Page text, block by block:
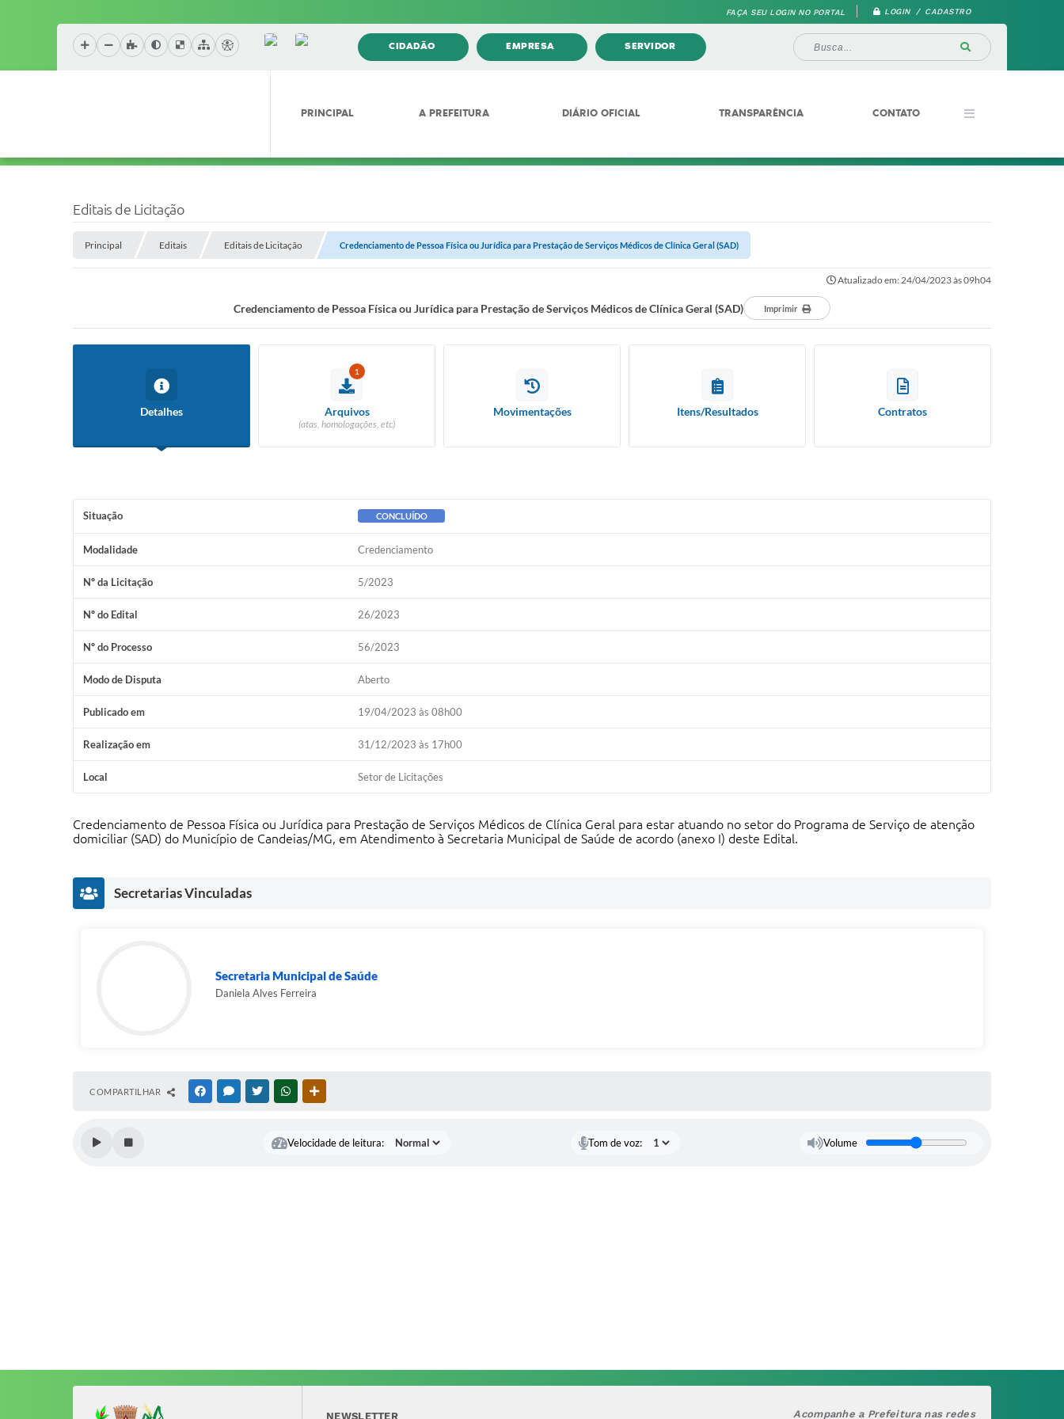
FAÇA SEU LOGIN NO PORTAL LOGIN / CADASTRO
CIDADÃO EMPRESA SERVIDOR
PRINCIPAL A PREFEITURA DIÁRIO OFICIAL TRANSPARÊNCIA CONTATO
Editais de Licitação
Principal Editais Editais de Licitação Credenciamento de Pessoa Física ou Jurídica para Prestação de Serviços Médicos de Clínica Geral (SAD)
Atualizado em: 24/04/2023 às 09h04
Credenciamento de Pessoa Física ou Jurídica para Prestação de Serviços Médicos de Clínica Geral (SAD) Imprimir
Detalhes
1
Arquivos
(atas, homologações, etc)
Movimentações Itens/Resultados Contratos
Situação CONCLUÍDO
Modalidade Credenciamento
Nº da Licitação 5/2023
Nº do Edital 26/2023
Nº do Processo 56/2023
Modo de Disputa Aberto
Publicado em 19/04/2023 às 08h00
Realização em 31/12/2023 às 17h00
Local Setor de Licitações
Credenciamento de Pessoa Física ou Jurídica para Prestação de Serviços Médicos de Clínica Geral para estar atuando no setor do Programa de Serviço de atenção
domiciliar (SAD) do Município de Candeias/MG, em Atendimento à Secretaria Municipal de Saúde de acordo (anexo I) deste Edital.
Secretarias Vinculadas
Secretaria Municipal de Saúde
Daniela Alves Ferreira
COMPARTILHAR FACEBOOKMESSENGER
TWITTERWHATSAPP
Velocidade de leitura: Tom de voz: Volume
NEWSLETTER Acompanhe a Prefeitura nas redes